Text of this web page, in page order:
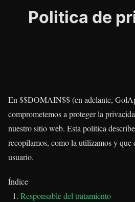
Politica de
En $$DOMAIN$$ (en adelante,
comprometemos a proteger la
nuestro sitio web. Esta politica
recopilamos, como la utilizamos y que
usuario.
Índice
Responsable del tratamiento